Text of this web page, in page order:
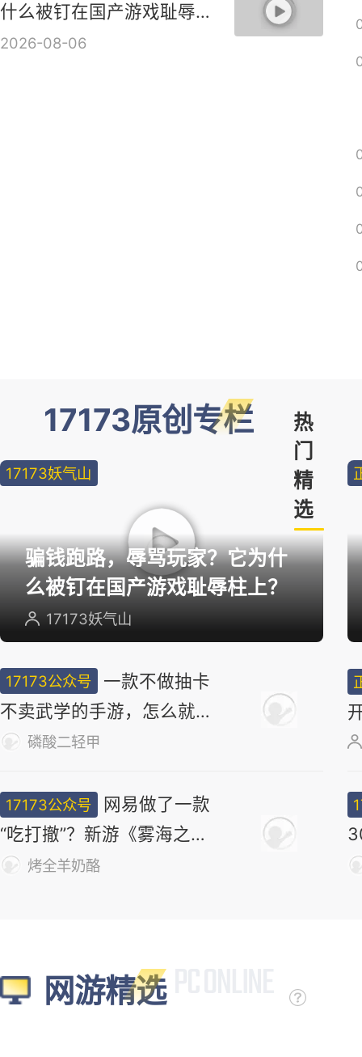
什么被钉在国产游戏耻辱柱
上？【是个人物10】
2026-08-06
17173原创专栏
热
门
精
选
17173妖气山
骗钱跑路，辱骂玩家？它为什
么被钉在国产游戏耻辱柱上？
17173妖气山
17173公众号
一款不做抽卡
不卖武学的手游，怎么就做
出了最浓的武侠味儿
磷酸二轻甲
17173公众号
网易做了一款
“吃打撤”？新游《雾海之
下》首曝！
烤全羊奶酪
网游精选